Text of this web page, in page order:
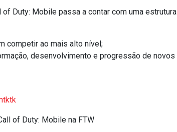
of Duty: Mobile passa a contar com uma estrutura
competir ao mais alto nível;
desenvolvimento e progressão de novos
of Duty: Mobile na FTW